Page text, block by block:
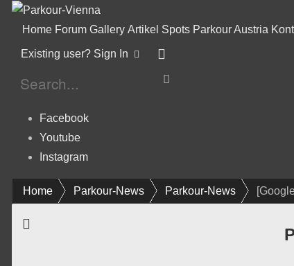
Home Forum Gallery Artikel Spots Parkour Austria
Existing user? Sign In
Facebook
Youtube
Instagram
Home Parkour-News Parkour-News